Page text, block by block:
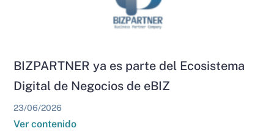
BIZPARTNER ya es parte del Ecosistema
Digital de Negocios de eBIZ
23/06/2026
Ver contenido